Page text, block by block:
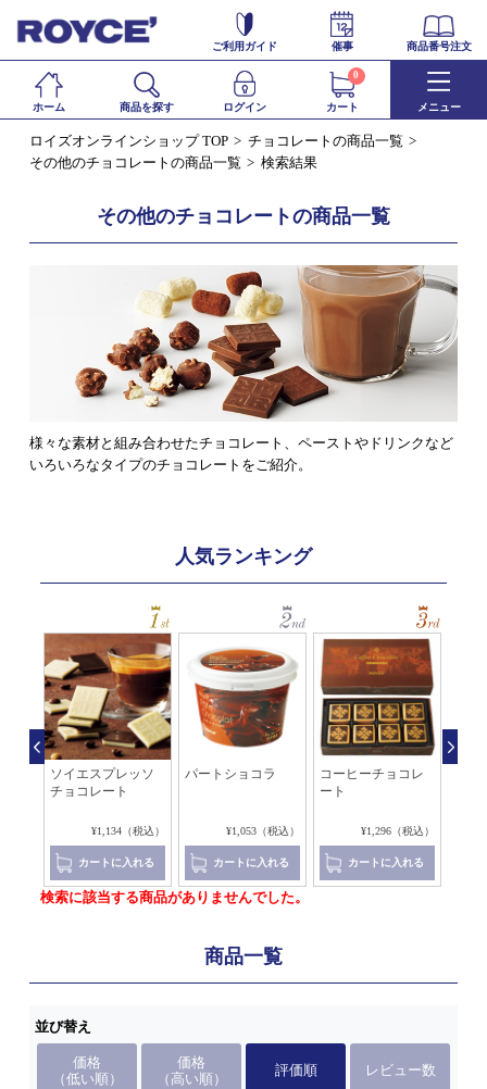
ご利用ガイド 催事 商品番号注文
ホーム 商品を探す ログイン カート
0
メニュー
ロイズオンラインショップ TOP
チョコレートの商品一覧
その他のチョコレートの商品一覧
検索結果
その他のチョコレートの商品一覧
様々な素材と組み合わせたチョコレート、ペーストやドリンクなど
いろいろなタイプのチョコレートをご紹介。
人気ランキング
ソイエスプレッソ
チョコレート
¥1,134（税込）
カートに入れる
パートショコラ
¥1,053（税込）
カートに入れる
コーヒーチョコレ
ート
¥1,296（税込）
カートに入れる
検索に該当する商品がありませんでした。
商品一覧
並び替え
価格
（低い順）
価格
（高い順）
評価順 レビュー数